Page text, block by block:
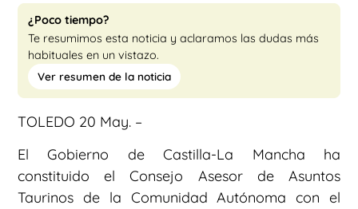
¿Poco tiempo?
Te resumimos esta noticia y aclaramos las dudas más
habituales en un vistazo.
Ver resumen de la noticia
TOLEDO 20 May. –
El Gobierno de Castilla-La Mancha ha
constituido el Consejo Asesor de Asuntos
Taurinos de la Comunidad Autónoma con el